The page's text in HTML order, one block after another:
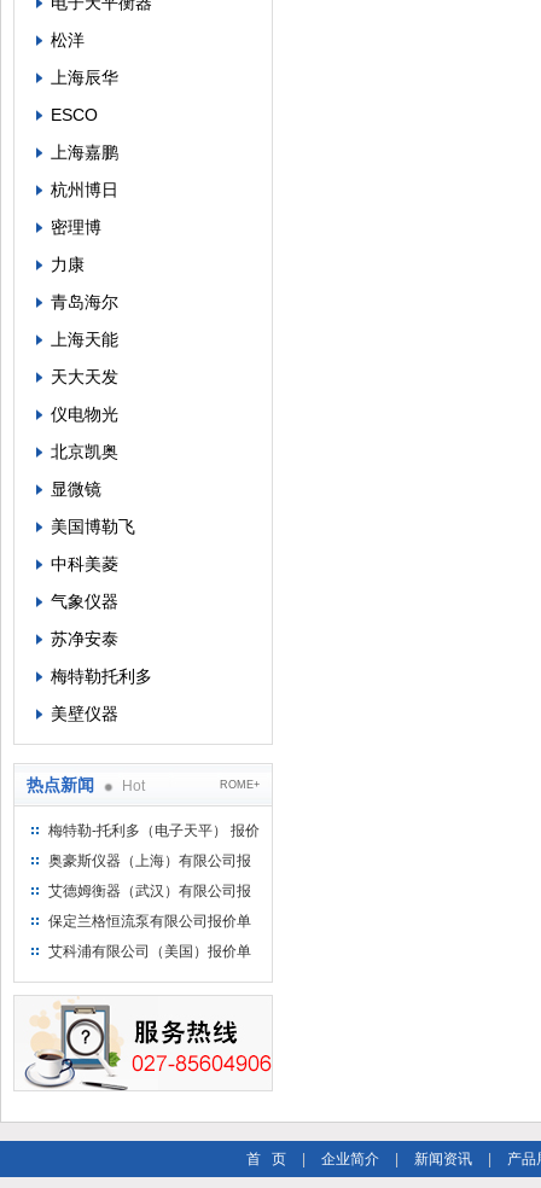
松洋
上海辰华
ESCO
上海嘉鹏
杭州博日
密理博
力康
青岛海尔
上海天能
天大天发
仪电物光
北京凯奥
显微镜
美国博勒飞
中科美菱
气象仪器
苏净安泰
梅特勒托利多
美壁仪器
热点新闻 Hot ROME+
梅特勒-托利多（电子天平） 报价
单
奥豪斯仪器（上海）有限公司报
价单
艾德姆衡器（武汉）有限公司报
价单
保定兰格恒流泵有限公司报价单
艾科浦有限公司（美国）报价单
首 页 企业简介 新闻资讯 产品